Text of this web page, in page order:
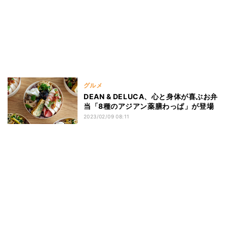
グルメ
DEAN & DELUCA、心と身体が喜ぶお弁
当「8種のアジアン薬膳わっぱ」が登場
2023/02/09 08:11